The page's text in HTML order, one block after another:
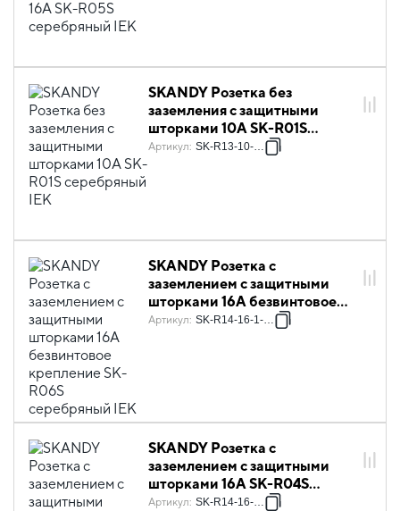
SKANDY Розетка без
заземления с защитными
шторками 10А SK-R01S
серебряный IEK
Артикул: SK-R13-10-K23
SKANDY Розетка с
заземлением с защитными
шторками 16А безвинтовое
крепление SK-R06S
Артикул: SK-R14-16-1-K23
SKANDY Розетка с
заземлением с защитными
шторками 16А SK-R04S
серебряный IEK
Артикул: SK-R14-16-K23